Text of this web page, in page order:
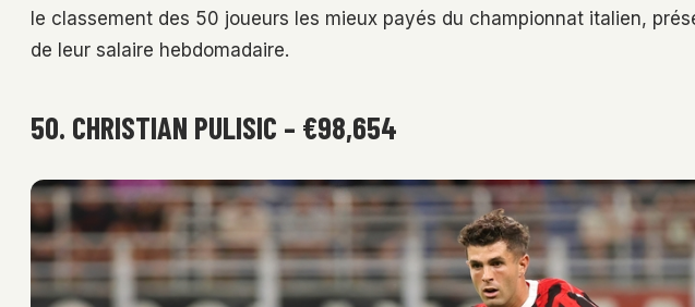
le classement des 50 joueurs les mieux payés du championnat italien,
de leur salaire hebdomadaire.
50. CHRISTIAN PULISIC – €98,654